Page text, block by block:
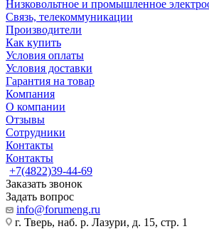
Низковольтное и промышленное
Связь, телекоммуникации
Производители
Как купить
Условия оплаты
Условия доставки
Гарантия на товар
Компания
О компании
Отзывы
Сотрудники
Контакты
Контакты
+7(4822)39-44-69
Заказать звонок
Задать вопрос
info@forumeng.ru
г. Тверь, наб. р. Лазури, д. 15, стр. 1